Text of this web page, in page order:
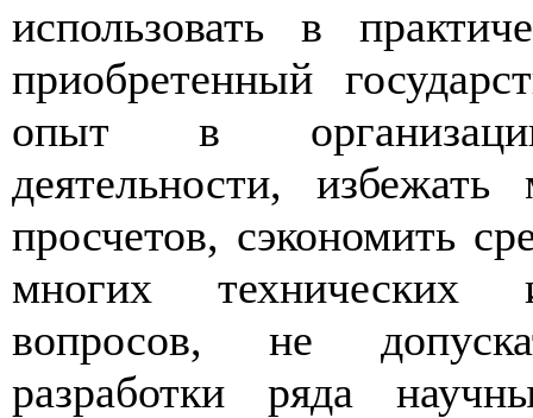
использовать в
приобретенный
опыт в
деятельности,
просчетов, сэкономить
многих технических
вопросов, не
разработки ряда